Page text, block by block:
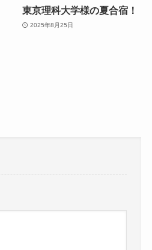
東京理科大学様の夏合宿！
2025年8月25日